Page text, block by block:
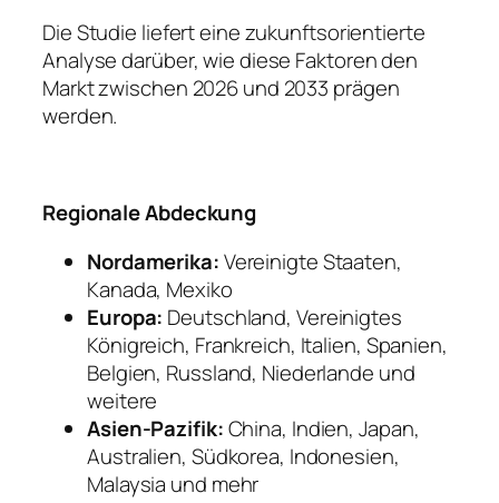
Die Studie liefert eine zukunftsorientierte
Analyse darüber, wie diese Faktoren den
Markt zwischen 2026 und 2033 prägen
werden.
Regionale Abdeckung
Nordamerika:Vereinigte Staaten,
Kanada, Mexiko
Europa: Deutschland, Vereinigtes
Königreich, Frankreich, Italien, Spanien,
Belgien, Russland, Niederlande und
weitere
Asien-Pazifik:China, Indien, Japan,
Australien, Südkorea, Indonesien,
Malaysia und mehr